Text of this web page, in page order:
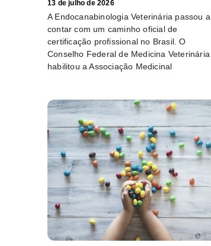
13 de julho de 2026
A Endocanabinologia Veterinária passou a
contar com um caminho oficial de
certificação profissional no Brasil. O
Conselho Federal de Medicina Veterinária
habilitou a Associação Medicinal